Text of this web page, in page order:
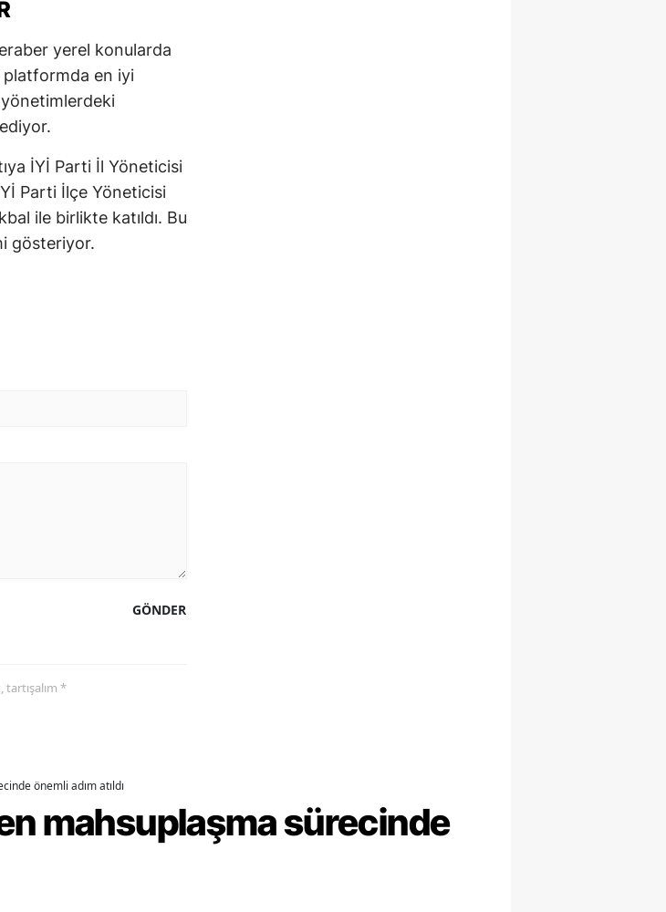
yerel konularda
platformda en iyi
İYİ Parti İl Yöneticisi
Parti İlçe Yöneticisi
ile birlikte katıldı. Bu
gösteriyor.
GÖNDER
*
önemli adım atıldı
mahsuplaşma sürecinde